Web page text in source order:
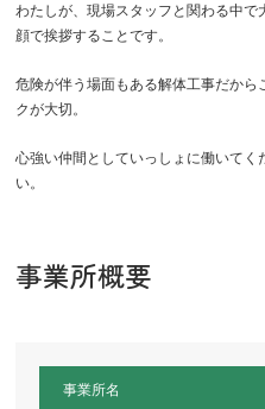
わたしが、現場スタッフと関わる中
顔で挨拶することです。
危険が伴う場面もある解体工事だか
クが大切。
心強い仲間としていっしょに働いてく
い。
事業所概要
事業所名